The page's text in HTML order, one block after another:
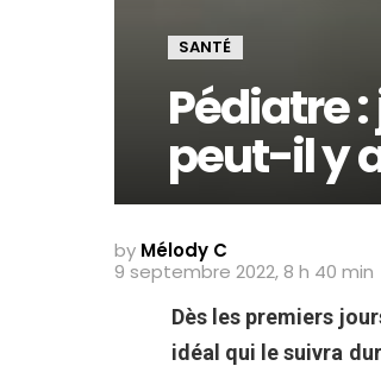
SANTÉ
Pédiatre
peut-il y
by Mélody C
9 septembre 2022, 8 h 40 min
Dès les premiers
idéal qui le suivra